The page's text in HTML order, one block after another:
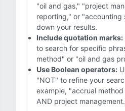
"oil and gas," "project
reporting," or
down your results.
Include quotation marks:
to search for specific
method" or "oil and gas
Use Boolean operators:
"NOT" to refine your
example, "accrual
AND project